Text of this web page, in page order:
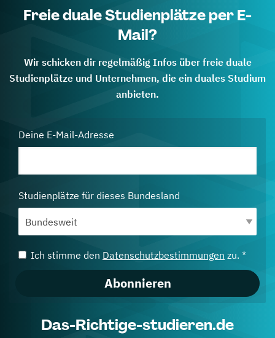
Freie duale Studienplätze per E-
Mail?
Wir schicken dir regelmäßig Infos über freie duale
Studienplätze und Unternehmen, die ein duales Studium
anbieten.
Deine E-Mail-Adresse
Studienplätze für dieses Bundesland
Ich stimme den Datenschutzbestimmungen zu. *
Abonnieren
Das-Richtige-studieren.de